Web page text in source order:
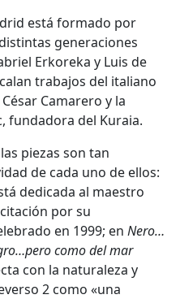
está formado por
generaciones
Erkoreka y Luis de
trabajos del italiano
Camarero y la
fundadora del Kuraia.
piezas son tan
de cada uno de ellos:
dedicada al maestro
por su
en 1999; en Nero…
como del mar
con la naturaleza y
2 como «una